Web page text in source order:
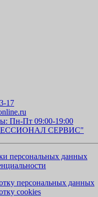
17
Пн-Пт 09:00-19:00
СЕРВИС"
персональных данных
персональных данных
cookies